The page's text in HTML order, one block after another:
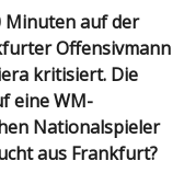
Offensivmann
kritisiert. Die
eine WM-
Nationalspieler
aus Frankfurt?